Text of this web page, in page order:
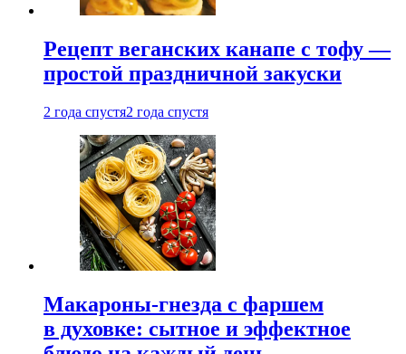
Рецепт веганских канапе с тофу —
простой праздничной закуски
2 года спустя2 года спустя
Макароны-гнезда с фаршем
в духовке: сытное и эффектное